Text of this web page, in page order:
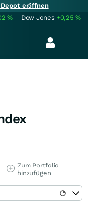
eröffnen
% Dow Jones +0,25%
Zum Portfolio
hinzufügen